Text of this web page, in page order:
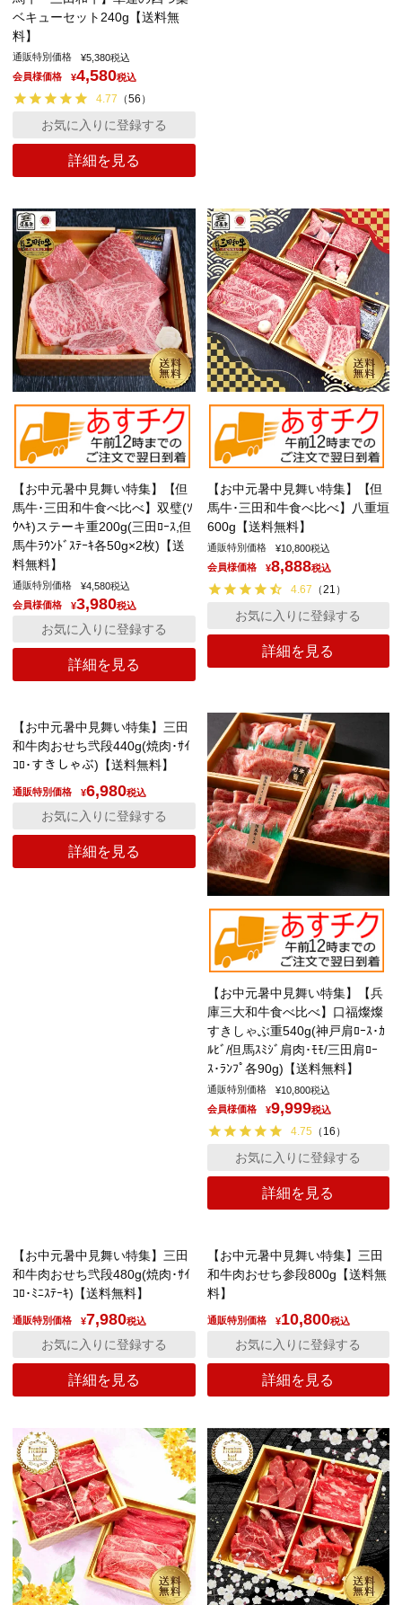
ベキューセット240g【送料無
料】
通販特別価格 ¥5,380税込
会員様価格
¥4,580税込
4.77 （56 ）
詳細を見る
お気に入りに登録する
【お中元暑中見舞い特集】【但
馬牛･三田和牛食べ比べ】双璧(ｿ
ｳﾍｷ)ステーキ重200g(三田ﾛｰｽ,但
馬牛ﾗｳﾝﾄﾞｽﾃｰｷ各50g×2枚)【送
料無料】
通販特別価格 ¥4,580税込
会員様価格
¥3,980税込
詳細を見る
お気に入りに登録する
【お中元暑中見舞い特集】【但
馬牛･三田和牛食べ比べ】八重垣
600g【送料無料】
通販特別価格 ¥10,800税込
会員様価格
¥8,888税込
4.67 （21 ）
詳細を見る
お気に入りに登録する
【お中元暑中見舞い特集】三田
和牛肉おせち弐段440g(焼肉･ｻｲ
ｺﾛ･すきしゃぶ)【送料無料】
通販特別価格 ¥6,980税込
詳細を見る
お気に入りに登録する
【お中元暑中見舞い特集】【兵
庫三大和牛食べ比べ】口福燦燦
すきしゃぶ重540g(神戸肩ﾛｰｽ･ｶ
ﾙﾋﾞ/但馬ｽﾐｼﾞ肩肉･ﾓﾓ/三田肩ﾛｰ
ｽ･ﾗﾝﾌﾟ各90g)【送料無料】
通販特別価格 ¥10,800税込
会員様価格
¥9,999税込
4.75 （ 16 ）
詳細を見る
お気に入りに登録する
【お中元暑中見舞い特集】三田
和牛肉おせち弐段480g(焼肉･ｻｲ
ｺﾛ･ﾐﾆｽﾃｰｷ)【送料無料】
通販特別価格 ¥7,980税込
詳細を見る
お気に入りに登録する
【お中元暑中見舞い特集】三田
和牛肉おせち参段800g【送料無
料】
通販特別価格 ¥10,800税込
詳細を見る
お気に入りに登録する